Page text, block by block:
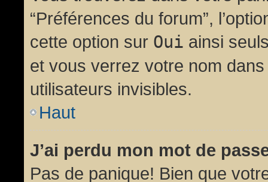
“Préférences du forum”,
cette option sur Oui ainsi
et vous verrez votre nom
utilisateurs invisibles.
Haut
J’ai perdu mon mot de
Pas de panique! Bien que